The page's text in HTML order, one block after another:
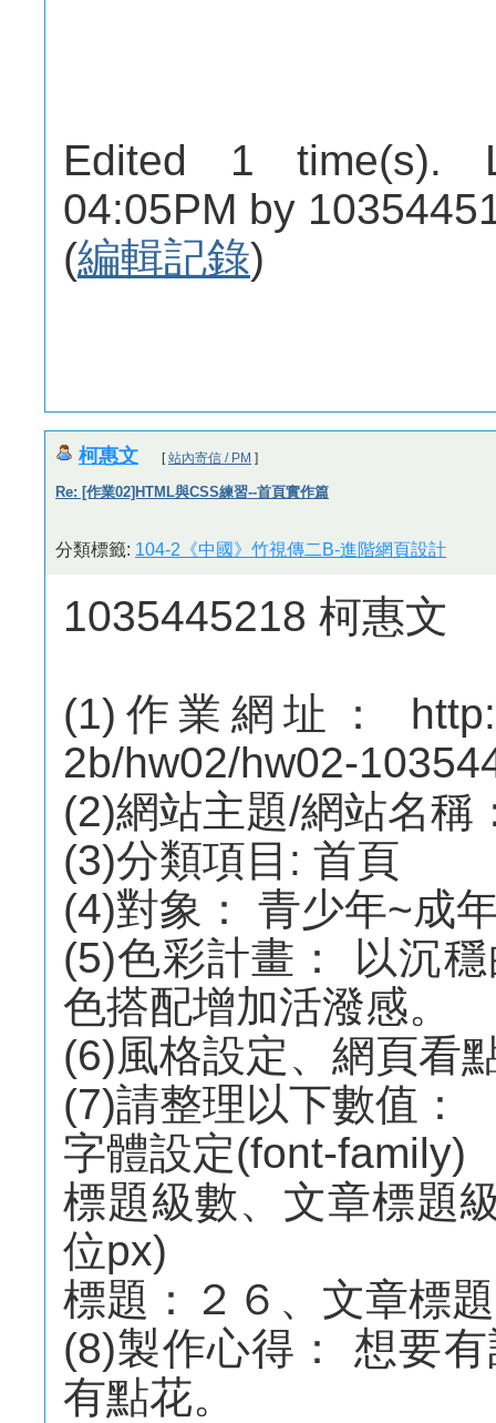
Edited 1 time(s).
04:05PM by
(編輯記錄)
柯惠文 [站內寄信 / PM ]
Re: [作業02]HTML與CSS練習--首頁實作篇
分類標籤: 104-2《中國》竹視傳二B-進階網頁設計
1035445218 柯惠文
(1)作業網址：
2b/hw02/hw02-
(2)網站主題/網站名稱
(3)分類項目: 首頁
(4)對象： 青少年~成
(5)色彩計畫： 以沉
色搭配增加活潑感。
(6)風格設定、網頁看
(7)請整理以下數值：
字體設定(font-
標題級數、文章標題
位px)
標題：２６、文章標
(8)製作心得： 想要
有點花。